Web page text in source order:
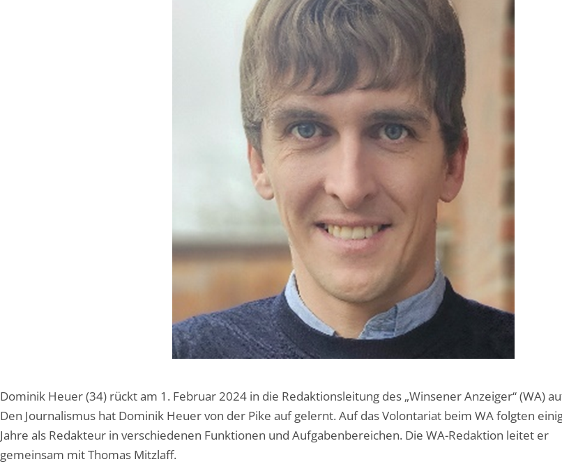
Dominik Heuer (34) rückt am 1. Februar 2024 in die Redaktionsleitung des „Winsener Anzeiger“ (WA)
Den Journalismus hat Dominik Heuer von der Pike auf gelernt. Auf das Volontariat beim WA folgten
Jahre als Redakteur in verschiedenen Funktionen und Aufgabenbereichen. Die WA-Redaktion leitet er
gemeinsam mit Thomas Mitzlaff.